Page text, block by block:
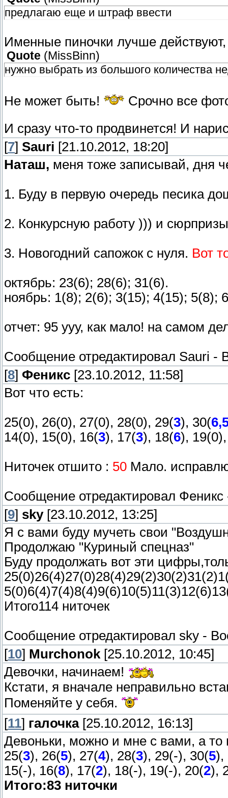
предлагаю еще и штраф ввести
Именные пиночки лучше
Quote (MissBinn)
нужно выбрать из большого количества
Не может быть!
Срочно все
И сразу что-то продвинется! И
[7] Sauri [21.10.2012, 18:20]
Наташ, меня тоже записывай, дня
1. Буду в первую очередь песика
2. Конкурсную работу ))) и
3. Новогодний сапожок с нуля. Вот
октябрь: 23(6); 28(6); 31(6).
ноябрь: 1(8); 2(6); 3(15); 4(15); 5(8);
отчет: 95 ууу, как мало! на самом
Сообщение отредактировал Sauri -
[8] Феникс [23.10.2012, 11:58]
Вот что есть:
25(0), 26(0), 27(0), 28(0), 29(3), 30(
14(0), 15(0), 16(3), 17(3), 18(6),
Ниточек отшито : 50 Мало.
Сообщение отредактировал Феникс
[9] sky[23.10.2012, 13:25]
Я с вами буду мучеть свои
Продолжаю "Куриный спецназ"
Буду продолжать вот эти
Итого114 ниточек
Сообщение отредактировал sky -
[10] Murchonok [25.10.2012, 10:45]
Девочки, начинаем!
Кстати, я вначале неправильно
Поменяйте у себя.
[11] галочка[25.10.2012, 16:13]
Девоньки, можно и мне с вами, а то
25(3), 26(5), 27(4), 28(3), 29(-), 30(5),
15(-), 16(8), 17(2), 18(-), 19(-), 20(2),
Итого:83 ниточки